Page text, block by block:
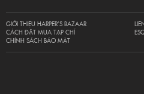
GIỚI THIỆU HARPER’S BAZAAR
CÁCH ĐẶT MUA TẠP CHÍ
CHÍNH SÁCH BẢO MẬT